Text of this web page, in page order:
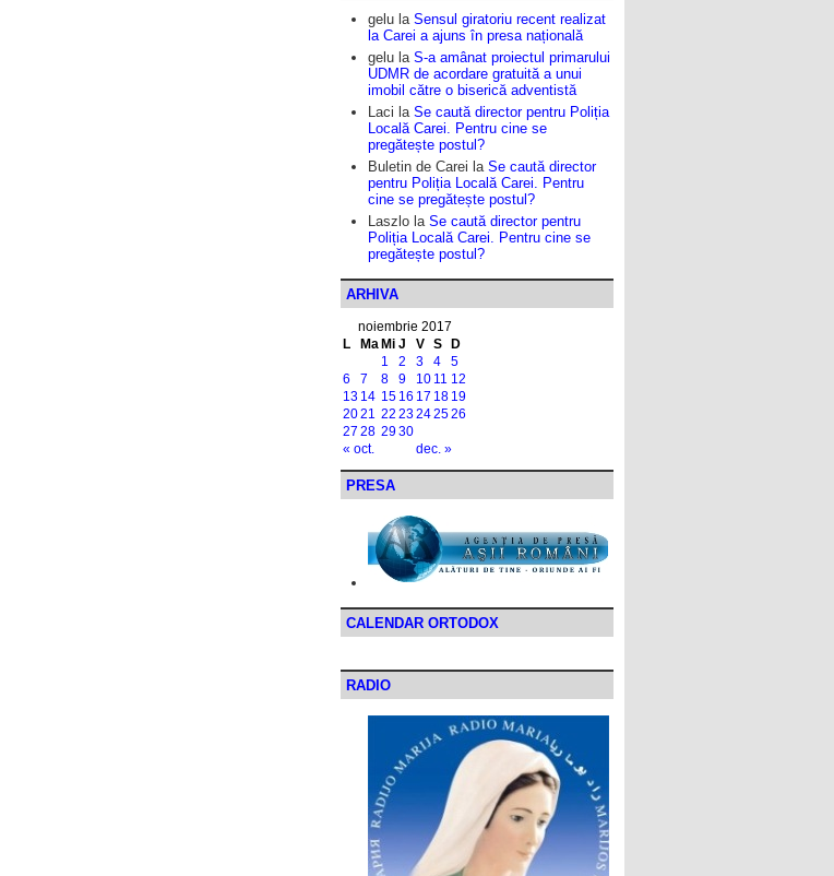
gelu la Sensul giratoriu recent realizat
la Carei a ajuns în presa națională
gelu la S-a amânat proiectul primarului
UDMR de acordare gratuită a unui
imobil către o biserică adventistă
Laci la Se caută director pentru Poliția
Locală Carei. Pentru cine se
pregătește postul?
Buletin de Carei la Se caută director
pentru Poliția Locală Carei. Pentru
cine se pregătește postul?
Laszlo la Se caută director pentru
Poliția Locală Carei. Pentru cine se
pregătește postul?
ARHIVA
noiembrie 2017
L
Ma Mi J V S D
« oct. dec. »
1 2 3 4
5
6
7 8 9 10 11 12
13 14 15 16 17 18 19
2021 22 23242526
27 28 2930
PRESA
CALENDAR ORTODOX
RADIO